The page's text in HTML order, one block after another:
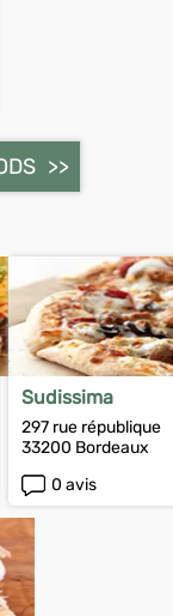
Sudissima
297 rue république
33200 Bordeaux
0 avis